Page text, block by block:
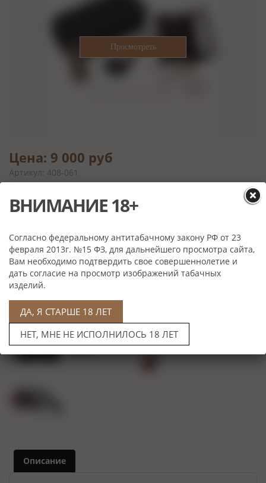
Цена: 9 000 руб
Артикул: 408-061
Характеристики
Размер: 20х10х6 см.
Материал: Бриар, акрил, кожа
Производитель:
Описание
ВНИМАНИЕ 18+
Согласно федеральному антитабачному закону РФ от 23
февраля 2013г. №15 ФЗ, для дальнейшего просмотра сайта,
Вам необходимо подтвердить свое совершеннолетие и
дать согласие на просмотр изображений табачных
изделий.
ДА, Я СТАРШЕ 18 ЛЕТ
НЕТ, МНЕ НЕ ИСПОЛНИЛОСЬ 18 ЛЕТ